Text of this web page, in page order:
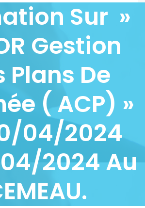
Sur »
Gestion
Plans De
( ACP) »
04/2024
04/2024 Au